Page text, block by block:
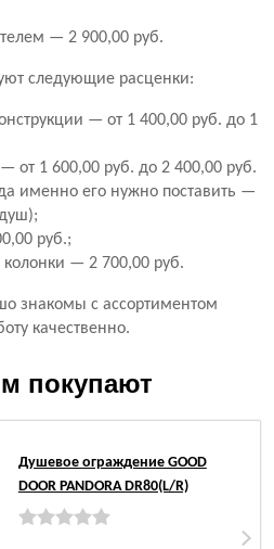
— 2 900,00 руб.
следующие расценки:
— от 1 400,00 руб. до 1
от 1 600,00 руб. до 2 400,00 руб.
именно его нужно поставить —
руб.;
колонки — 2 700,00 руб.
знакомы с ассортиментом
качественно.
покупают
Душевое ограждение GOOD
DOOR PANDORA DR80(L/R)